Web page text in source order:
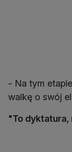
- Na tym
walkę o swój
"To dyktatura,